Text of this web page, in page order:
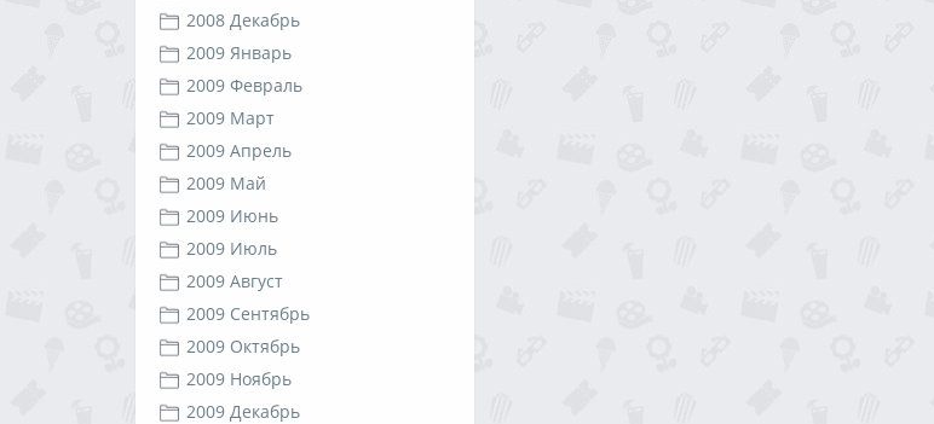
2008 Декабрь
2009 Январь
2009 Февраль
2009 Март
2009 Апрель
2009 Май
2009 Июнь
2009 Июль
2009 Август
2009 Сентябрь
2009 Октябрь
2009 Ноябрь
2009 Декабрь